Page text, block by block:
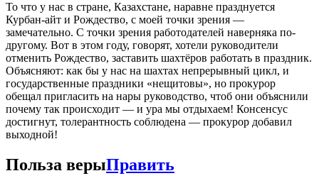
То что у нас в стране, Казахстане, наравне празднуется
Курбан-айт и Рождество, с моей точки зрения —
замечательно. С точки зрения работодателей наверняка по-
другому. Вот в этом году, говорят, хотели руководители
отменить Рождество, заставить шахтёров работать в праздник.
Объясняют: как бы у нас на шахтах непрерывный цикл, и
государственные праздники «нещитовы», но прокурор
обещал пригласить на нары руководство, чтоб они объяснили
почему так происходит — и ура мы отдыхаем! Консенсус
достигнут, толерантность соблюдена — прокурор добавил
выходной!
Польза верыПравить